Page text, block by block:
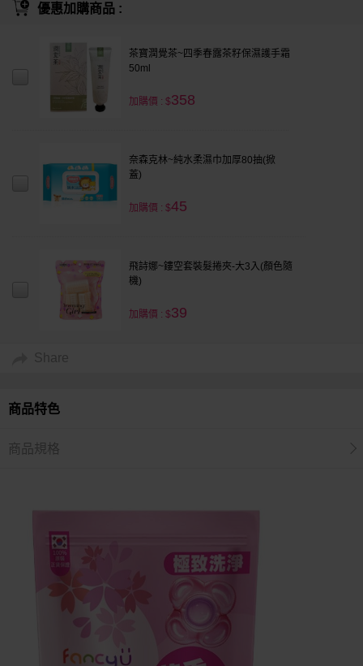
優惠加購商品 :
茶寶潤覺茶~四季春露茶籽保濕護手霜
50ml
加購價 : $358
奈森克林~純水柔濕巾加厚80抽(掀
蓋)
加購價 : $45
飛詩娜~鏤空套裝髮捲夾-大3入(顏色隨
機)
加購價 : $39
Share
商品特色
商品規格